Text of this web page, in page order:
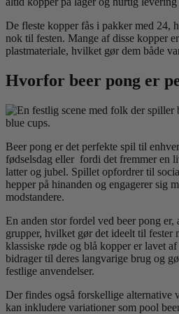
De fleste kopper fås i pakker med 24,
nok til festen. Mange af disse kopper
plastmateriale, hvilket gør dem både
Hvorfor beer pong er
Beer pong er det perfekte spil til
fødselsdag eller fordi det fremmer en
latter og jubel. Spillet opfordrer til
hepper på hinanden og engagerer sig
modstandere.
En anden stor fordel ved beer pong er,
grupper, hvilket gør det ideelt til fester
klassiske røde og blå kopper er lavet
bidrager til deres langvarige brug og
festlige anvendelser.
Der findes også forskellige alternative
kan inkludere variationer som pool